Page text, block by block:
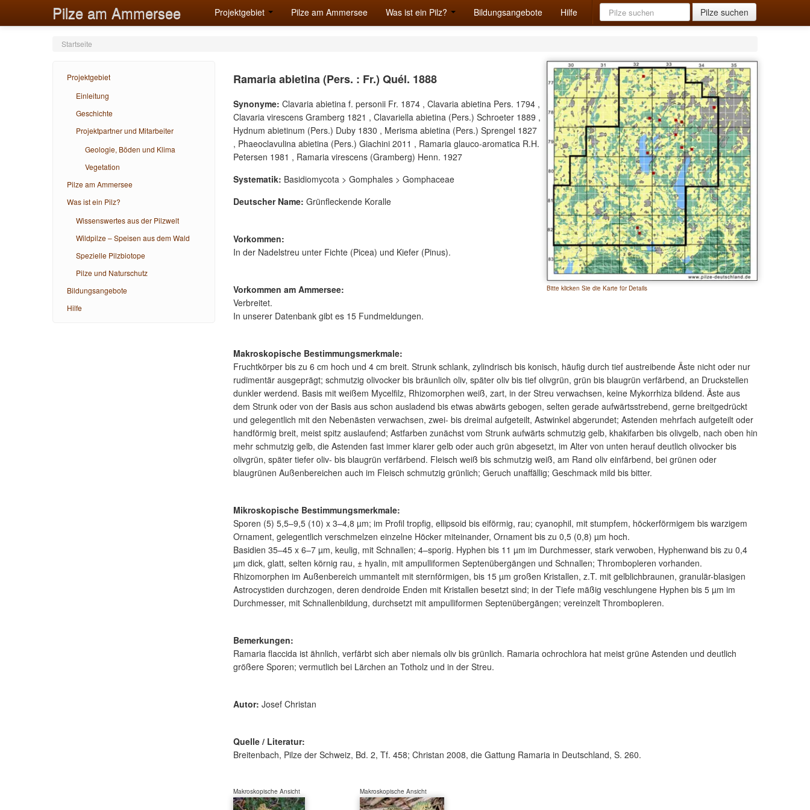
Pilze am Ammersee Projektgebiet Pilze am Ammersee Was ist ein Pilz? Bildungsangebote Hilfe
Startseite
Projektgebiet
Einleitung
Geschichte
Projektpartner und Mitarbeiter
Geologie, Böden und Klima
Vegetation
Pilze am Ammersee
Was ist ein Pilz?
Wissenswertes aus der Pilzwelt
Wildpilze – Speisen aus dem Wald
Spezielle Pilzbiotope
Pilze und Naturschutz
Bildungsangebote
Hilfe
Bitte klicken Sie die Karte für Details
Ramaria abietina (Pers. : Fr.) Quél. 1888
Synonyme: Clavaria abietina f. personii Fr. 1874 , Clavaria abietina Pers. 1794 ,
Clavaria virescens Gramberg 1821 , Clavariella abietina (Pers.) Schroeter 1889 ,
Hydnum abietinum (Pers.) Duby 1830 , Merisma abietina (Pers.) Sprengel 1827
, Phaeoclavulina abietina (Pers.) Giachini 2011 , Ramaria glauco-aromatica R.H.
Petersen 1981 , Ramaria virescens (Gramberg) Henn. 1927
Systematik: Basidiomycota > Gomphales > Gomphaceae
Deutscher Name: Grünfleckende Koralle
Vorkommen:
In der Nadelstreu unter Fichte (Picea) und Kiefer (Pinus).
Vorkommen am Ammersee:
Verbreitet.
In unserer Datenbank gibt es 15 Fundmeldungen.
Makroskopische Bestimmungsmerkmale:
Fruchtkörper bis zu 6 cm hoch und 4 cm breit. Strunk schlank, zylindrisch bis konisch, häufig durch tief austreibende Äste nicht oder nur
rudimentär ausgeprägt; schmutzig olivocker bis bräunlich oliv, später oliv bis tief olivgrün, grün bis blaugrün verfärbend, an Druckstellen
dunkler werdend. Basis mit weißem Mycelfilz, Rhizomorphen weiß, zart, in der Streu verwachsen, keine Mykorrhiza bildend. Äste aus
dem Strunk oder von der Basis aus schon ausladend bis etwas abwärts gebogen, selten gerade aufwärtsstrebend, gerne breitgedrückt
und gelegentlich mit den Nebenästen verwachsen, zwei- bis dreimal aufgeteilt, Astwinkel abgerundet; Astenden mehrfach aufgeteilt oder
handförmig breit, meist spitz auslaufend; Astfarben zunächst vom Strunk aufwärts schmutzig gelb, khakifarben bis olivgelb, nach oben hin
mehr schmutzig gelb, die Astenden fast immer klarer gelb oder auch grün abgesetzt, im Alter von unten herauf deutlich olivocker bis
olivgrün, später tiefer oliv- bis blaugrün verfärbend. Fleisch weiß bis schmutzig weiß, am Rand oliv einfärbend, bei grünen oder
blaugrünen Außenbereichen auch im Fleisch schmutzig grünlich; Geruch unaffällig; Geschmack mild bis bitter.
Mikroskopische Bestimmungsmerkmale:
Sporen (5) 5,5–9,5 (10) x 3–4,8 µm; im Profil tropfig, ellipsoid bis eiförmig, rau; cyanophil, mit stumpfem, höckerförmigem bis warzigem
Ornament, gelegentlich verschmelzen einzelne Höcker miteinander, Ornament bis zu 0,5 (0,8) µm hoch.
Basidien 35–45 x 6–7 µm, keulig, mit Schnallen; 4–sporig. Hyphen bis 11 µm im Durchmesser, stark verwoben, Hyphenwand bis zu 0,4
µm dick, glatt, selten körnig rau, ± hyalin, mit ampulliformen Septenübergängen und Schnallen; Thrombopleren vorhanden.
Rhizomorphen im Außenbereich ummantelt mit sternförmigen, bis 15 µm großen Kristallen, z.T. mit gelblichbraunen, granulär-blasigen
Astrocystiden durchzogen, deren dendroide Enden mit Kristallen besetzt sind; in der Tiefe mäßig veschlungene Hyphen bis 5 µm im
Durchmesser, mit Schnallenbildung, durchsetzt mit ampulliformen Septenübergängen; vereinzelt Thrombopleren.
Bemerkungen:
Ramaria flaccida ist ähnlich, verfärbt sich aber niemals oliv bis grünlich. Ramaria ochrochlora hat meist grüne Astenden und deutlich
größere Sporen; vermutlich bei Lärchen an Totholz und in der Streu.
Autor: Josef Christan
Quelle / Literatur:
Breitenbach, Pilze der Schweiz, Bd. 2, Tf. 458; Christan 2008, die Gattung Ramaria in Deutschland, S. 260.
Makroskopische Ansicht Makroskopische Ansicht